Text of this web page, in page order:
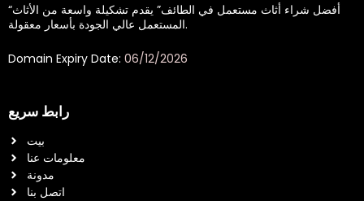
“أفضل شراء أثاث مستعمل في الطائف” يقدم تشكيلة واسعة من الأثاث
المستعمل عالي الجودة بأسعار معقولة.
Domain Expiry Date: 06/12/2026
رابط سريع
بيت
معلومات عنا
مدونة
اتصل بنا